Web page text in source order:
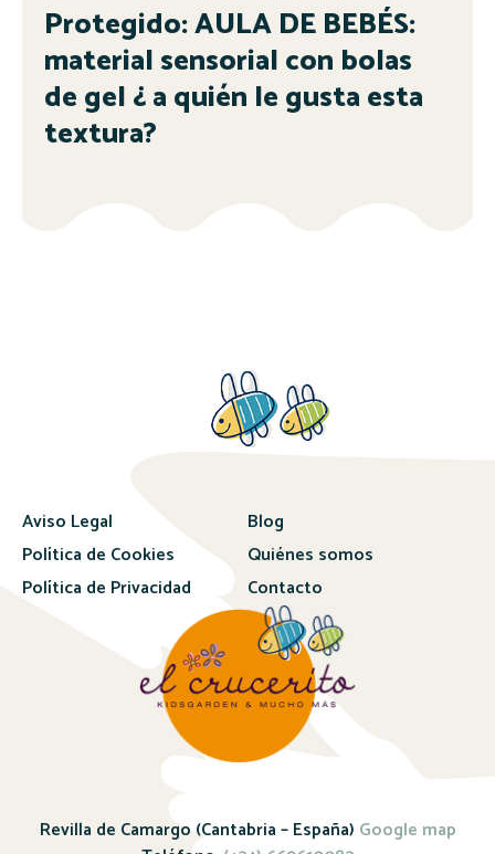
Protegido: AULA DE BEBÉS:
material sensorial con bolas
de gel ¿ a quién le gusta esta
textura?
Aviso Legal
Política de Cookies
Política de Privacidad
Blog
Quiénes somos
Contacto
Revilla de Camargo (Cantabria – España) Google map